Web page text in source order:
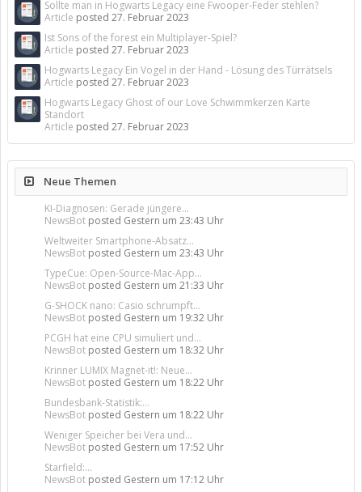
Sollte man in Hogwarts Legacy eine Fwooper-Feder stehlen?
Article posted 27. Februar 2023
Ist Sons of the forest ein Multiplayer-Spiel?
Article posted 27. Februar 2023
Hogwarts Legacy Ein Vogel in der Hand - Lösung des Türrätsels
Article posted 27. Februar 2023
Hogwarts Legacy Ghost of our Love Schwimmkerzen Karte
Standort
Article posted 27. Februar 2023
Neue Themen
KI-Diagnosen: Gerade jüngere...
NewsBot posted Gestern um 23:43 Uhr
Weltweiter Smartphone-Absatz...
NewsBot posted Gestern um 23:43 Uhr
TypeCue: Open-Source-Mac-App...
NewsBot posted Gestern um 21:33 Uhr
G-SHOCK nano: Casio schrumpft...
NewsBot posted Gestern um 19:32 Uhr
PCGH hat eine CPU simuliert und...
NewsBot posted Gestern um 18:32 Uhr
Krinner LUMIX Magnet-it!: Neue...
NewsBot posted Gestern um 18:22 Uhr
Bundesbank-Statistik:...
NewsBot posted Gestern um 18:22 Uhr
Weniger Speicher bei Vera und...
NewsBot posted Gestern um 17:52 Uhr
Starfield:...
NewsBot posted Gestern um 17:12 Uhr